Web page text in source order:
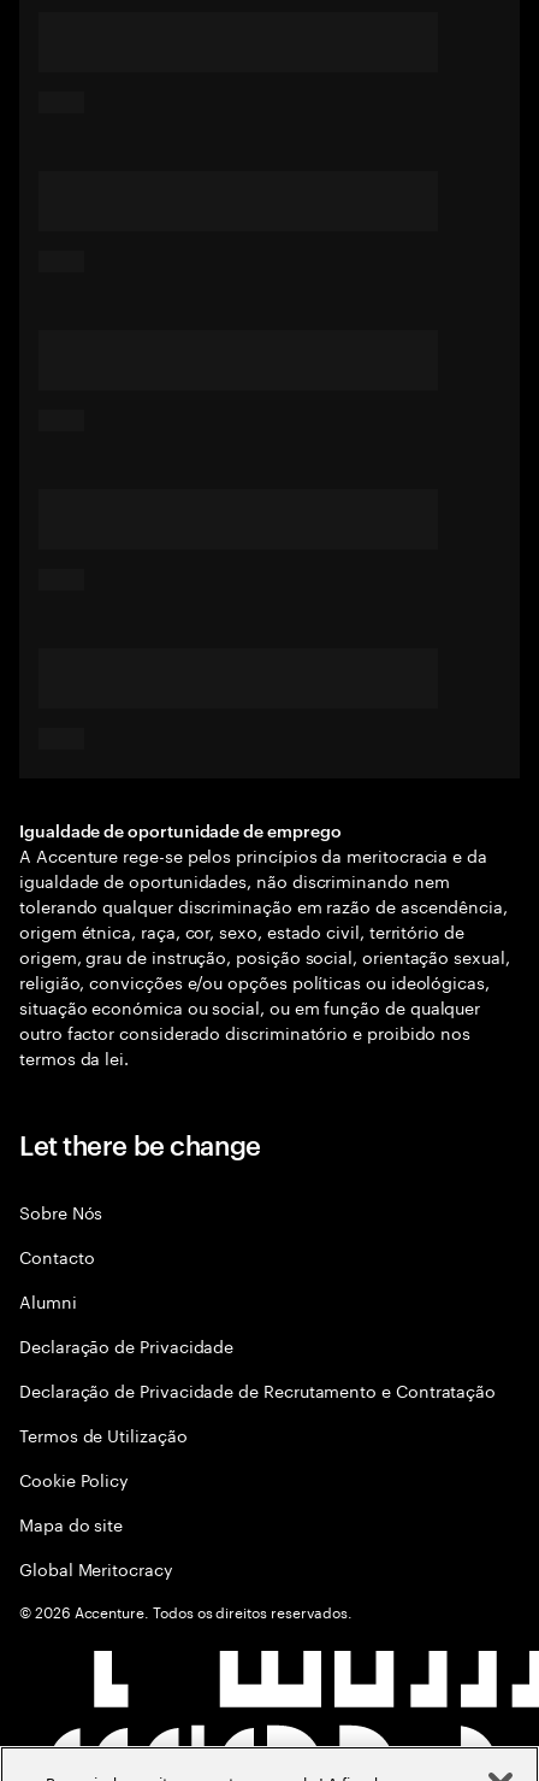
Igualdade de oportunidade de emprego
A Accenture rege-se pelos princípios da meritocracia e da
igualdade de oportunidades, não discriminando nem
tolerando qualquer discriminação em razão de ascendência,
origem étnica, raça, cor, sexo, estado civil, território de
origem, grau de instrução, posição social, orientação sexual,
religião, convicções e/ou opções políticas ou ideológicas,
situação económica ou social, ou em função de qualquer
outro factor considerado discriminatório e proibido nos
termos da lei.
Let there be change
Sobre Nós
Contacto
Alumni
Declaraçāo de Privacidade
Declaração de Privacidade de Recrutamento e Contratação
Termos de Utilização
Cookie Policy
Mapa do site
Global Meritocracy
©2026 Accenture. Todos os direitos reservados.